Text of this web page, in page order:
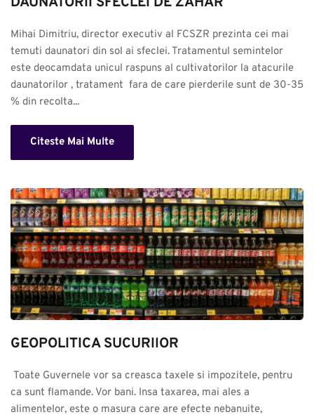
Mihai Dimitriu, director executiv al FCSZR prezinta cei mai
temuti daunatori din sol ai sfeclei. Tratamentul semintelor
este deocamdata unicul raspuns al cultivatorilor la atacurile
daunatorilor , tratament  fara de care pierderile sunt de 30-35
% din recolta...
Citeste Mai Multe
GEOPOLITICA SUCURIlOR
ca sunt flamande. Vor bani. Insa taxarea, mai ales a
alimentelor, este o masura care are efecte nebanuite,